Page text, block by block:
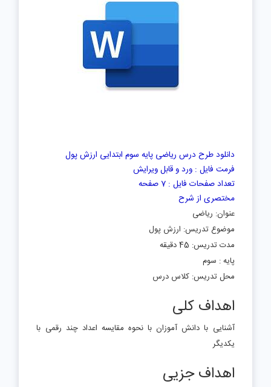
دانلود طرح درس ریاضی پایه سوم ابتدایی ارزش پول
فرمت فایل : ورد و قابل ویرایش
تعداد صفحات فایل : 7 صفحه
مختصری از شرح
عنوان: ریاضی
موضوع تدریس: ارزش پول
مدت تدریس: 45 دقیقه
پایه : سوم
محل تدریس: کلاس درس
اهداف کلی
آشنایی با دانش آموزان با نحوه مقایسه اعداد چند رقمی با
یکدیگر
اهداف جزیی